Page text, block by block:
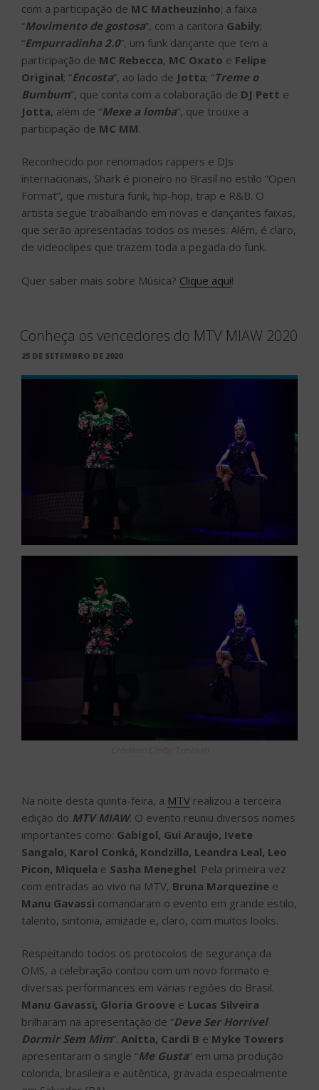
com a participação de MC Matheuzinho; a faixa
“Movimento de gostosa”, com a cantora Gabily;
“Empurradinha 2.0”, um funk dançante que tem a
participação de MC Rebecca, MC Oxato e Felipe
Original; “Encosta”, ao lado de Jotta; “Treme o
Bumbum”, que conta com a colaboração de DJ Pett e
Jotta, além de “Mexe a lomba”, que trouxe a
participação de MC MM.
Reconhecido por renomados rappers e DJs
internacionais, Shark é pioneiro no Brasil no estilo “Open
Format”, que mistura funk, hip-hop, trap e R&B. O
artista segue trabalhando em novas e dançantes faixas,
que serão apresentadas todos os meses. Além, é claro,
de videoclipes que trazem toda a pegada do funk.
Quer saber mais sobre Música? Clique aqui!
Conheça os vencedores do MTV MIAW 2020
PUBLICADO
25 DE SETEMBRO DE 2020
Na noite desta quinta-feira, a MTV realizou a terceira
edição do MTV MIAW. O evento reuniu diversos nomes
importantes como: Gabigol, Gui Araujo, Ivete
Sangalo, Karol Conká, Kondzilla, Leandra Leal, Leo
Picon, Miquela e Sasha Meneghel. Pela primeira vez
com entradas ao vivo na MTV, Bruna Marquezine e
Manu Gavassi comandaram o evento em grande estilo,
talento, sintonia, amizade e, claro, com muitos looks.
Respeitando todos os protocolos de segurança da
OMS, a celebração contou com um novo formato e
diversas performances em várias regiões do Brasil.
Manu Gavassi, Gloria Groove e Lucas Silveira
brilharam na apresentação de “Deve Ser Horrível
Dormir Sem Mim“. Anitta, Cardi B e Myke Towers
apresentaram o single “Me Gusta” em uma produção
colorida, brasileira e autêntica, gravada especialmente